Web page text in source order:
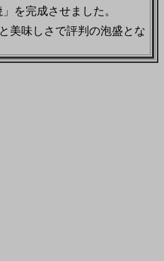
を完成させました。
美味しさで評判の泡盛とな